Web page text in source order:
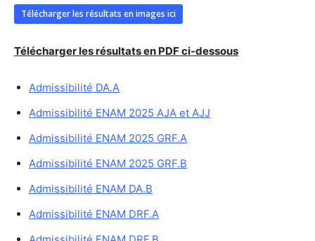
Télécharger les résultats en images ici
Télécharger les résultats en PDF ci-dessous
Admissibilité DA.A
Admissibilité ENAM 2025 AJA et AJJ
Admissibilité ENAM 2025 GRF.A
Admissibilité ENAM 2025 GRF.B
Admissibilité ENAM DA.B
Admissibilité ENAM DRF.A